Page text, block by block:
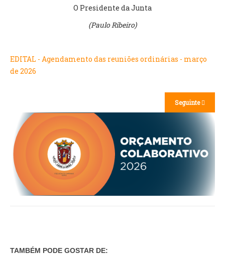
O Presidente da Junta
(Paulo Ribeiro)
EDITAL - Agendamento das reuniões ordinárias - março
de 2026
Seguinte
TAMBÉM PODE GOSTAR DE: